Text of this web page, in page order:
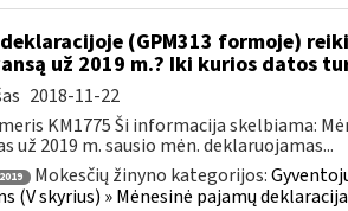
(GPM313 formoje)
už 2019 m.? Iki kurios datos
2018-11-22
KM1775 Ši informacija skelbiama:
už 2019 m. sausio mėn. deklaruojamas...
2019 Mokesčių žinyno kategorijos:
(V skyrius) » Mėnesinė pajamų